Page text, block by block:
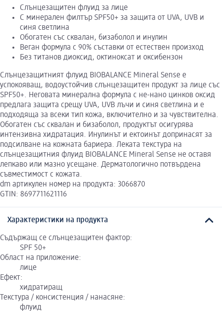
Слънцезащитен флуид за лице
С минерален филтър SPF50+ за защита от UVA, UVB и
синя светлина
Обогатен със сквалан, бизаболол и инулин
Веган формула с 90% съставки от естествен произход
Без титанов диоксид, октиноксат и оксибензон
Слънцезащитният флуид BIOBALANCE Mineral Sense е
успокояващ, водоустойчив слънцезащитен продукт за лице със
SPF50+. Неговата минерална формула с не-нано цинков оксид
предлага защита срещу UVA, UVB лъчи и синя светлина и е
подходяща за всеки тип кожа, включително и за чувствителна.
Обогатен със сквалан и бизаболол, продуктът осигурява
интензивна хидратация. Инулинът и ектоинът допринасят за
подсилване на кожната бариера. Леката текстура на
слънцезащитния флуид BIOBALANCE Mineral Sense не оставя
лепкаво или мазно усещане. Дерматологично потвърдена
съвместимост с кожата.
dm артикулен номер на продукта: 3066870
GTIN: 8697711621116
Характеристики на продукта
Съдържащ се слънцезащитен фактор:
SPF 50+
Област на приложение:
лице
Ефект:
хидратиращ
Текстура / консистенция / нанасяне:
флуид